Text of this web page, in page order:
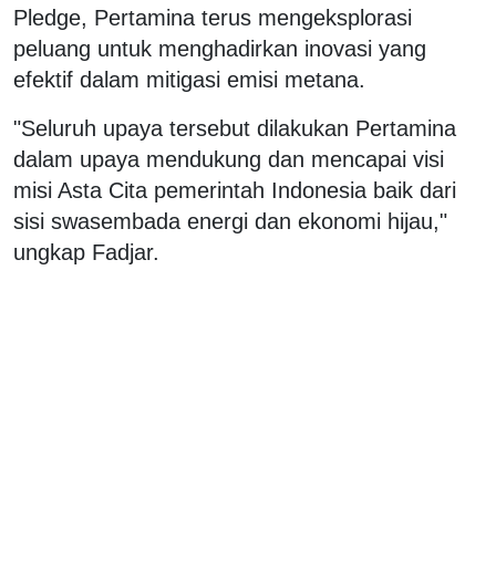
Pledge, Pertamina terus mengeksplorasi
peluang untuk menghadirkan inovasi yang
efektif dalam mitigasi emisi metana.
"Seluruh upaya tersebut dilakukan Pertamina
dalam upaya mendukung dan mencapai visi
misi Asta Cita pemerintah Indonesia baik dari
sisi swasembada energi dan ekonomi hijau,"
ungkap Fadjar.